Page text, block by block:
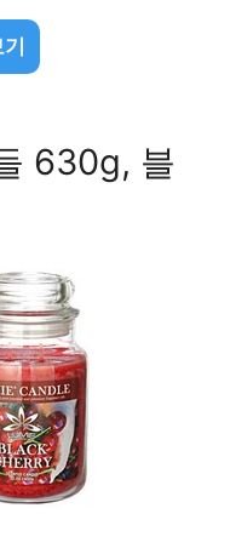
630g, 블